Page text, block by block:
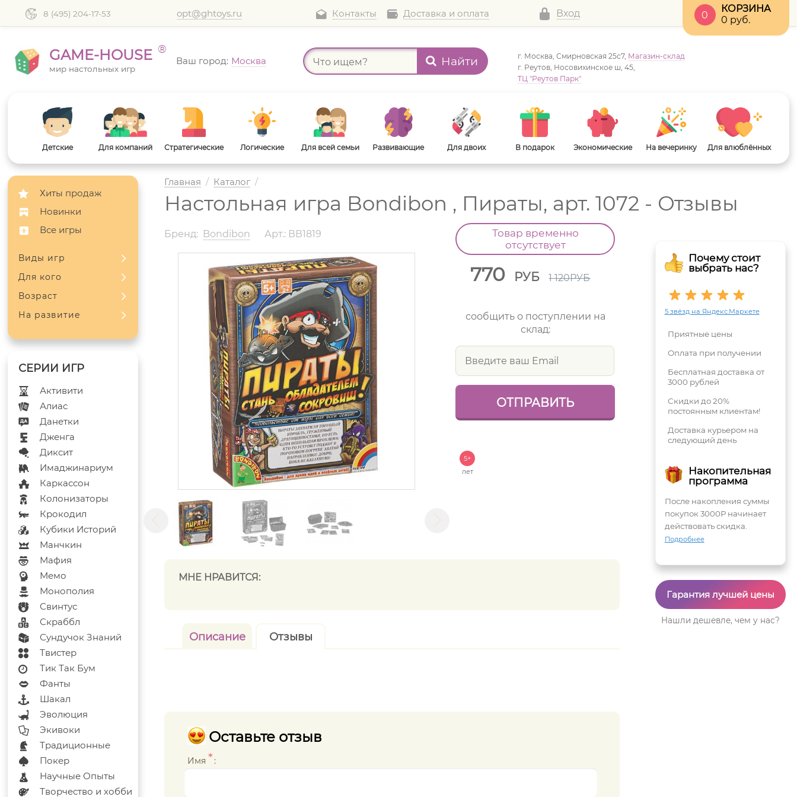
8 (495) 204-17-53 opt@ghtoys.ru Контакты Доставка и оплата Вход
КОРЗИНА
0 руб.
0
GAME-HOUSE ®
мир настольных игр
Ваш город: Москва Найти г. Москва, Смирновская 25с7, Магазин-склад
г. Реутов, Носовихинское ш, 45,
ТЦ "Реутов Парк"
Детские Для компаний Стратегические Логические Для всей семьи Развивающие Для двоих В подарок Экономические На вечеринку Для влюблённых
Для взрослых
Хиты продаж
Новинки
Все игры
Виды игр
Для кого
Возраст
На развитие
Активити
Алиас
Данетки
Дженга
Диксит
Имаджинариум
Каркассон
Колонизаторы
Крокодил
Кубики Историй
Манчкин
Мафия
Мемо
Монополия
Свинтус
Скраббл
Сундучок Знаний
Твистер
Тик Так Бум
Фанты
Шакал
Эволюция
Экивоки
Традиционные
Покер
Научные Опыты
Творчество и хобби
Главная / Каталог /
Настольная игра Bondibon , Пираты, арт. 1072 - Отзывы
Почему стоит
выбрать нас?
5 звёзд на Яндекс.Маркете
Приятные цены
Оплата при получении
Бесплатная доставка от
3000 рублей
Скидки до 20%
постоянным клиентам!
Доставка курьером на
следующий день
Накопительная
программа
После накопления суммы
покупок 3000Р начинает
действовать скидка.
Подробнее
Гарантия лучшей цены
Нашли дешевле, чем у нас?
Бренд: Bondibon Арт.: ВВ1819
Товар временно
отсутствует
770 РУБ 1 120РУБ
сообщить о поступлении на
склад:
5+
лет
МНЕ НРАВИТСЯ:
Описание Отзывы
Оставьте отзыв
Имя * :